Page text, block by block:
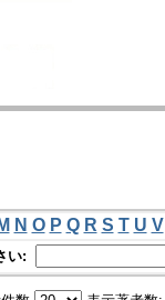
M N O P Q R S T U V
い: